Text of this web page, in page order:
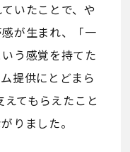
いたことで、や
が生まれ、「一
う感覚を持てた
提供にとどまら
てもらえたこと
りました。